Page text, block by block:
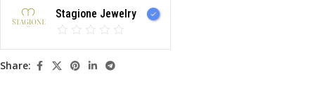
Stagione Jewelry
Share: